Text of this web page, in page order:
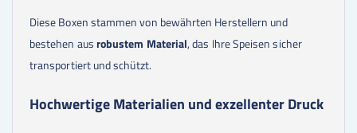
750Stk.
0,92 €
800 Stk.
0,90 €
850Stk.
0,87 €
900Stk.
1000 Stk.
0,80 €
1100
Diese Boxen stammen von bewährten Herstellern und
bestehen ausrobustem Material, das Ihre Speisen sicher
transportiert und schützt.
Hochwertige Materialien und exzellenter Druck